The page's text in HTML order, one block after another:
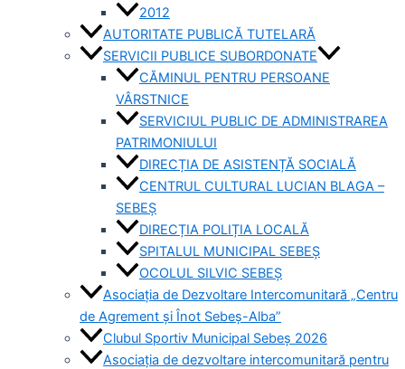
2012
AUTORITATE PUBLICĂ TUTELARĂ
SERVICII PUBLICE SUBORDONATE
CĂMINUL PENTRU PERSOANE
VÂRSTNICE
SERVICIUL PUBLIC DE ADMINISTRAREA
PATRIMONIULUI
DIRECȚIA DE ASISTENȚĂ SOCIALĂ
CENTRUL CULTURAL LUCIAN BLAGA –
SEBEȘ
DIRECȚIA POLIȚIA LOCALĂ
SPITALUL MUNICIPAL SEBEȘ
OCOLUL SILVIC SEBEȘ
Asociația de Dezvoltare Intercomunitară „Centru
de Agrement și Înot Sebeș-Alba”
Clubul Sportiv Municipal Sebeș 2026
Asociația de dezvoltare intercomunitară pentru